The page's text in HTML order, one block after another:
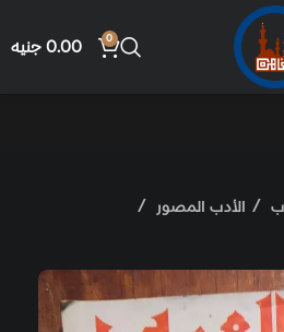
0
0.00 جنيه
الأدب المصور